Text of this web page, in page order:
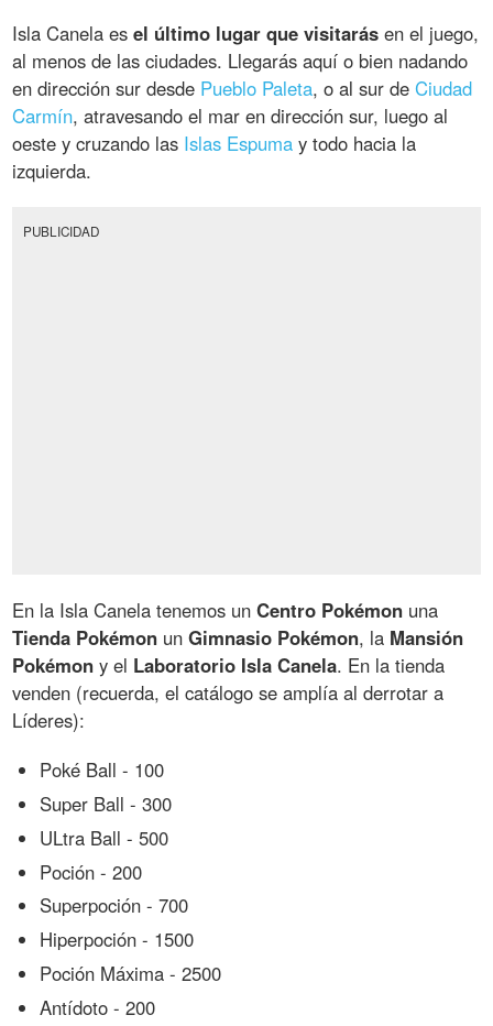
Isla Canela esel último lugar que visitarás en el juego,
al menos de las ciudades. Llegarás aquí o bien nadando
en dirección sur desde Pueblo Paleta, o al sur deCiudad
Carmín, atravesando el mar en dirección sur, luego al
oeste y cruzando las Islas Espuma y todo hacia la
izquierda.
PUBLICIDAD
En la Isla Canela tenemos unCentro Pokémon una
Tienda Pokémon unGimnasio Pokémon, la Mansión
Pokémon y el Laboratorio Isla Canela. En la tienda
venden (recuerda, el catálogo se amplía al derrotar a
Líderes):
Poké Ball - 100
Super Ball - 300
ULtra Ball - 500
Poción - 200
Superpoción - 700
Hiperpoción - 1500
Poción Máxima - 2500
Antídoto - 200